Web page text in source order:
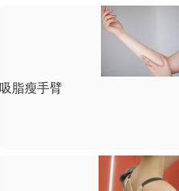
吸脂瘦手臂